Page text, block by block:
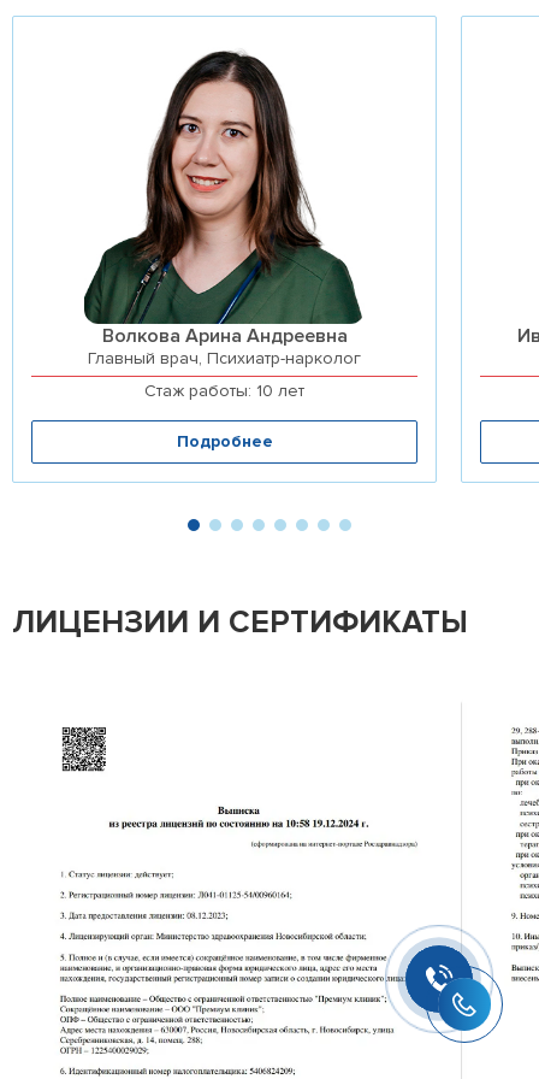
Волкова Арина Андреевна
Главный врач, Психиатр-нарколог
Стаж работы: 10 лет
Подробнее
ЛИЦЕНЗИИ И СЕРТИФИКАТЫ